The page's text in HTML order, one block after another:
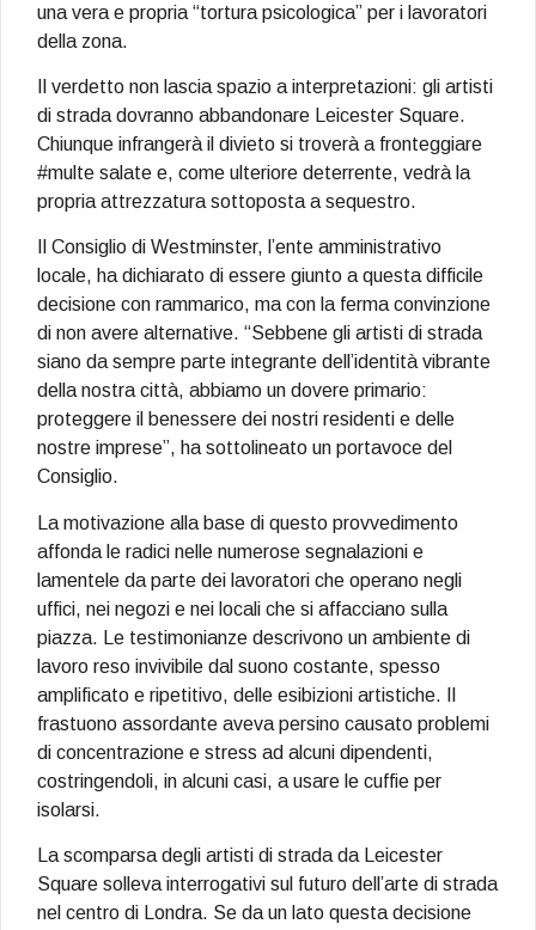
una vera e propria “tortura psicologica” per i lavoratori
della zona.
Il verdetto non lascia spazio a interpretazioni: gli artisti
di strada dovranno abbandonare Leicester Square.
Chiunque infrangerà il divieto si troverà a fronteggiare
#multe salate e, come ulteriore deterrente, vedrà la
propria attrezzatura sottoposta a sequestro.
Il Consiglio di Westminster, l’ente amministrativo
locale, ha dichiarato di essere giunto a questa difficile
decisione con rammarico, ma con la ferma convinzione
di non avere alternative. “Sebbene gli artisti di strada
siano da sempre parte integrante dell’identità vibrante
della nostra città, abbiamo un dovere primario:
proteggere il benessere dei nostri residenti e delle
nostre imprese”, ha sottolineato un portavoce del
Consiglio.
La motivazione alla base di questo provvedimento
affonda le radici nelle numerose segnalazioni e
lamentele da parte dei lavoratori che operano negli
uffici, nei negozi e nei locali che si affacciano sulla
piazza. Le testimonianze descrivono un ambiente di
lavoro reso invivibile dal suono costante, spesso
amplificato e ripetitivo, delle esibizioni artistiche. Il
frastuono assordante aveva persino causato problemi
di concentrazione e stress ad alcuni dipendenti,
costringendoli, in alcuni casi, a usare le cuffie per
isolarsi.
La scomparsa degli artisti di strada da Leicester
Square solleva interrogativi sul futuro dell’arte di strada
nel centro di Londra. Se da un lato questa decisione